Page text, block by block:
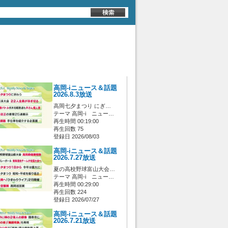
高岡-iニュース＆話題
2026.8.3放送
高岡七夕まつり にぎ…
テーマ 高岡-i ニュー…
再生時間 00:19:00
再生回数 75
登録日 2026/08/03
高岡-iニュース＆話題
2026.7.27放送
夏の高校野球富山大会…
テーマ 高岡-i ニュー…
再生時間 00:29:00
再生回数 224
登録日 2026/07/27
高岡-iニュース＆話題
2026.7.21放送